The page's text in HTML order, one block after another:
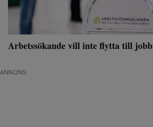
Arbetssökande vill inte flytta till jobb
ANNONS